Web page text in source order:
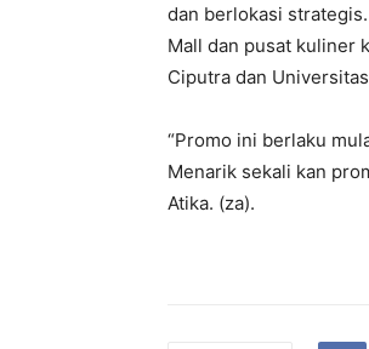
dan berlokasi
Mall dan pusat kuliner
Ciputra dan
“Promo ini berlaku
Menarik sekali kan
Atika. (za).